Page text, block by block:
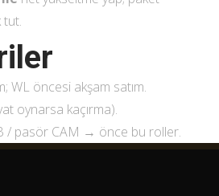
tut.
WL öncesi akşam satım.
oynarsa kaçırma).
/ pasör CAM → önce bu roller.